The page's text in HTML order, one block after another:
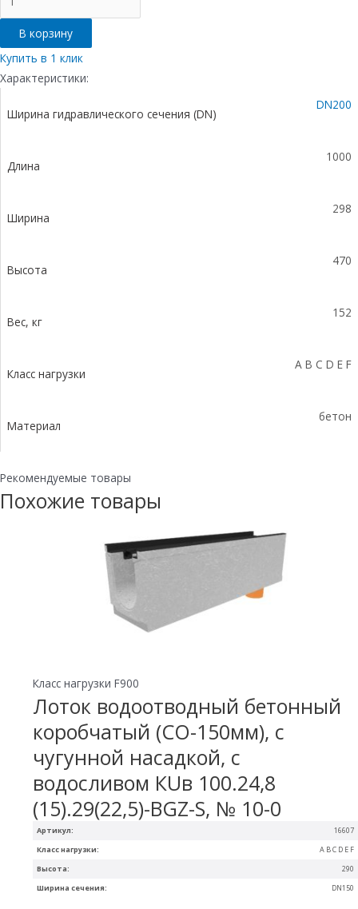
товара
Лоток
водоотводный
бетонный
коробчатый
(СО-200мм),
чугунной
100.29,8
BGZ-
В корзину
Купить в 1 клик
Характеристики:
Ширина гидравлического сечения (DN)
DN200
Длина
1000
Ширина
298
Высота
470
Вес, кг
152
Класс нагрузки
A B C D E F
Материал
бетон
Рекомендуемые товары
Похожие товары
Артикул: 16607
Ширина сечения: DN150
Высота: 290
Класс нагрузки: A B C D E F
Класс нагрузки F900
Лоток водоотводный бетонный
коробчатый (СО-150мм), с
чугунной насадкой, с
водосливом КUв 100.24,8
(15).29(22,5)-BGZ-S, № 10-0